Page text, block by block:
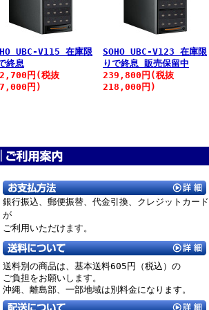
UBC-V115 在庫限
終息
円(税抜
円)
SOHO UBC-V123 在庫限
りで終息 販売保留中
239,800円(税抜
218,000円)
銀行振込、郵便振替、 代金引換、クレジットカード
が
ご利用いただけます。
送料別の商品は、基本送料605円（税込）の
ご負担をお願いします。
沖縄、離島部、一部地域は別料金になります。